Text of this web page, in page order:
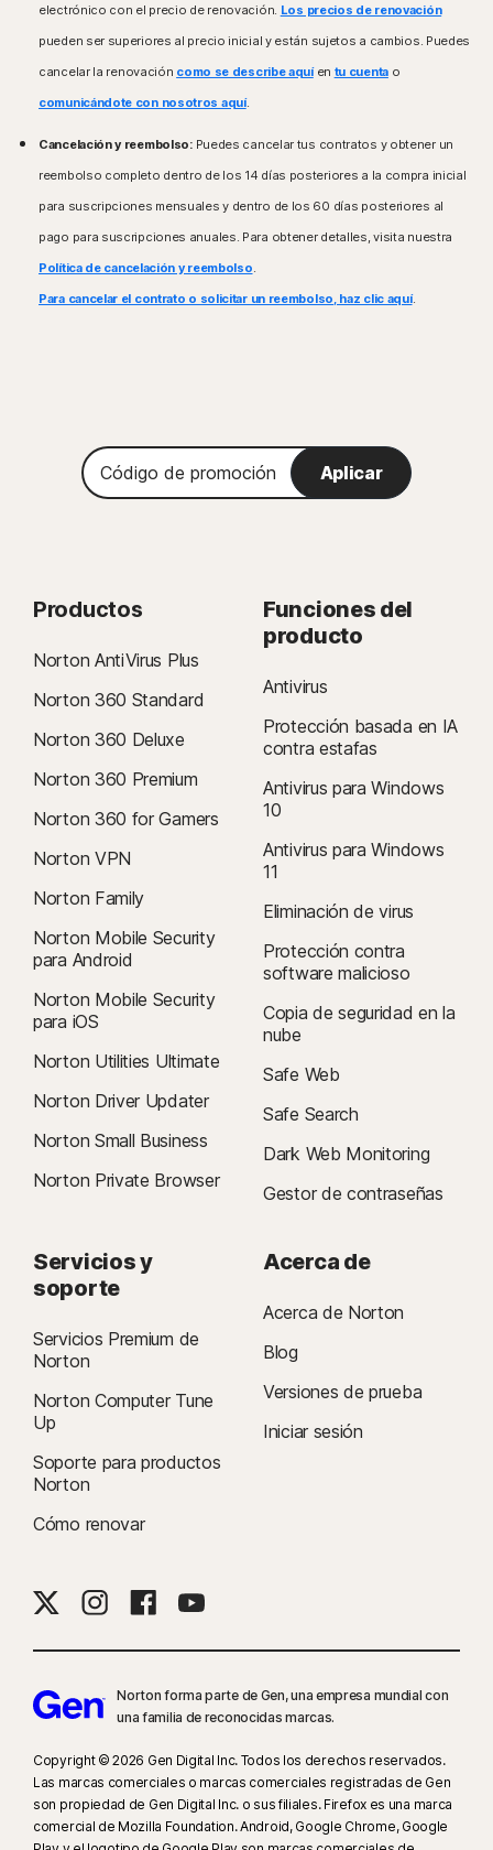
electrónico con el precio de renovación. Los precios de renovación
pueden ser superiores al precio inicial y están sujetos a cambios. Puedes
cancelar la renovación como se describe aquíen tu cuentao
comunicándote con nosotros aquí.
Cancelación y reembolso:Puedes cancelar tus contratos y obtener un
reembolso completo dentro de los 14 días posteriores a la compra inicial
para suscripciones mensuales y dentro de los 60 días posteriores al
pago para suscripciones anuales. Para obtener detalles, visita nuestra
Política de cancelación y reembolso
Para cancelar el contrato o solicitar un reembolso, haz clic aquí.
Código
de
promoción
Aplicar
Productos
Norton AntiVirus Plus
Norton 360 Standard
Norton 360 Deluxe
Norton 360 Premium
Norton 360 for Gamers
Norton VPN
Norton Family
Norton Mobile Security
para Android
Norton Mobile Security
para iOS
Norton Utilities Ultimate
Norton Driver Updater
Norton Small Business
Norton Private Browser
Funciones del
producto
Antivirus
Protección basada en IA
contra estafas
Antivirus para Windows
10
Antivirus para Windows
11
Eliminación de virus
Protección contra
software malicioso
Copia de seguridad en la
nube
Safe Web
Safe Search
Dark Web Monitoring
Gestor de contraseñas
Servicios y
soporte
Servicios Premium de
Norton
Norton Computer Tune
Up
Soporte para productos
Norton
Cómo renovar
Acerca de
Acerca de Norton
Blog
Versiones de prueba
Iniciar sesión
Norton forma parte de Gen, una empresa mundial con
una familia de reconocidas marcas.
Copyright © 2026 Gen Digital Inc. Todos los derechos reservados.
Las marcas comerciales o marcas comerciales registradas de Gen
son propiedad de Gen Digital Inc. o sus filiales. Firefox es una marca
comercial de Mozilla Foundation. Android, Google Chrome, Google